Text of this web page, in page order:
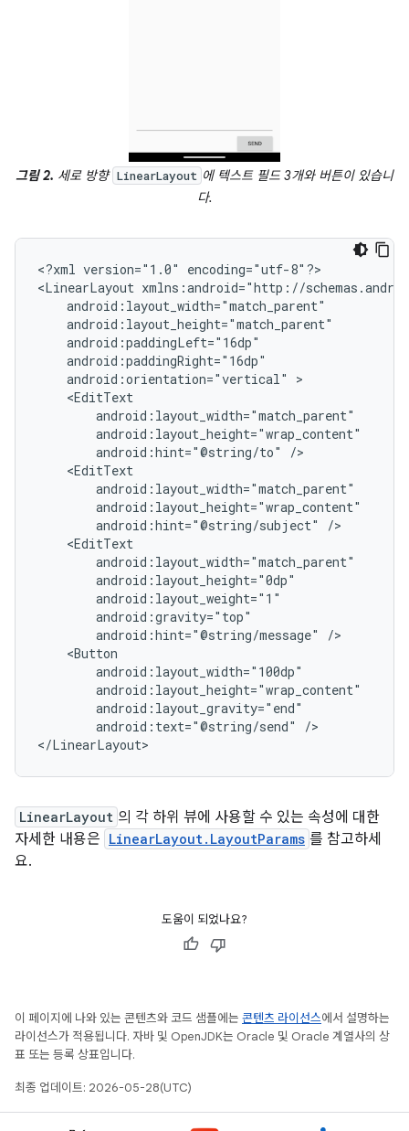
그림 2. 세로 방향 LinearLayout 에 텍스트 필드 3개와 버튼이 있습니
다.
<?xml version="1.0"
encoding="utf-8"?>
<LinearLayout
android:orientation="vertical"
android:hint="@string/to"
android:hint="@string/subject"
android:hint="@string/message"
android:text="@string/send"
/>
</LinearLayout>
LinearLayout 의 각 하위 뷰에 사용할 수 있는 속성에 대한
자세한 내용은 LinearLayout.LayoutParams 를 참고하세
요.
도움이 되었나요?
이 페이지에 나와 있는 콘텐츠와 코드 샘플에는 콘텐츠 라이선스에서 설명하는
라이선스가 적용됩니다. 자바 및 OpenJDK는 Oracle 및 Oracle 계열사의 상
표 또는 등록 상표입니다.
최종 업데이트: 2026-05-28(UTC)